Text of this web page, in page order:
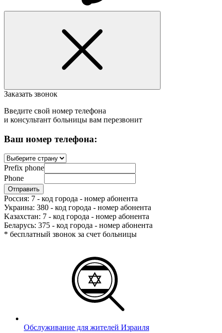
Заказать звонок
Введите свой номер телефона
и консультант больницы вам перезвонит
Ваш номер телефона:
Prefix phone
Phone
Россия: 7 - код города - номер абонента
Украина: 380 - код города - номер абонента
Kазахстан: 7 - код города - номер абонента
Беларусь: 375 - код города - номер абонента
* бесплатный звонок за счет больницы
Обслуживание для жителей Израиля